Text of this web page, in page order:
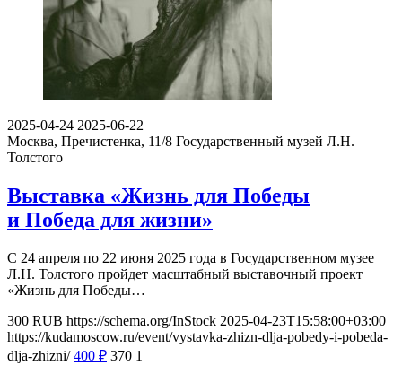
2025-04-24 2025-06-22
Москва, Пречистенка, 11/8 Государственный музей Л.Н.
Толстого
Выставка «Жизнь для Победы
и Победа для жизни»
С 24 апреля по 22 июня 2025 года в Государственном музее
Л.Н. Толстого пройдет масштабный выставочный проект
«Жизнь для Победы…
300 RUB https://schema.org/InStock 2025-04-23T15:58:00+03:00
https://kudamoscow.ru/event/vystavka-zhizn-dlja-pobedy-i-pobeda-
dlja-zhizni/ 400 ₽ 370 1